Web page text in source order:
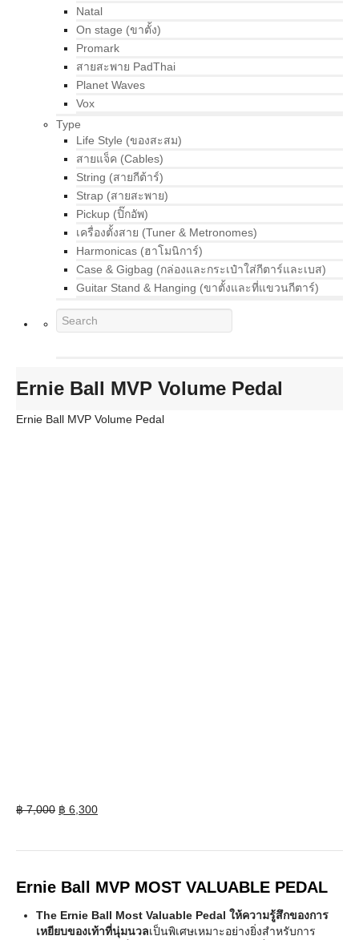
Natal
On stage (ขาตั้ง)
Promark
สายสะพาย PadThai
Planet Waves
Vox
Type
Life Style (ของสะสม)
สายแจ็ค (Cables)
String (สายกีต้าร์)
Strap (สายสะพาย)
Pickup (ปิ๊กอัพ)
เครื่องตั้งสาย (Tuner & Metronomes)
Harmonicas (ฮาโมนิการ์)
Case & Gigbag (กล่องและกระเป๋าใส่กีตาร์และเบส)
Guitar Stand & Hanging (ขาตั้งและที่แขวนกีตาร์)
Ernie Ball MVP Volume Pedal
Ernie Ball MVP Volume Pedal
฿7,000 Original
฿ 6,300Current
Ernie Ball MVP MOST VALUABLE PEDAL
The Ernie Ball Most Valuable Pedal ให้ความรู้สึกของการ
เหยียบของเท้าที่นุ่มนวลเป็นพิเศษเหมาะอย่างยิ่งสำหรับการ